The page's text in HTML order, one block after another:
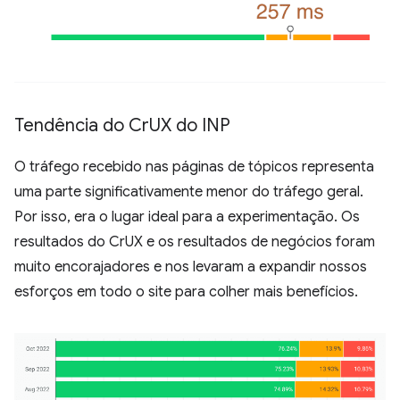
Tendência do CrUX do INP
O tráfego recebido nas páginas de tópicos representa
uma parte significativamente menor do tráfego geral.
Por isso, era o lugar ideal para a experimentação. Os
resultados do CrUX e os resultados de negócios foram
muito encorajadores e nos levaram a expandir nossos
esforços em todo o site para colher mais benefícios.